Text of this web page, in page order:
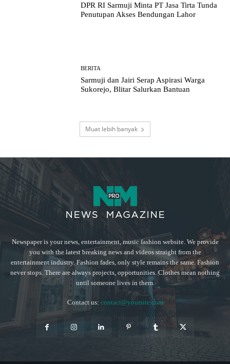
DPR RI Sarmuji Minta PT Jasa Tirta Tunda
Penutupan Akses Bendungan Lahor
BERITA
Sarmuji dan Jairi Serap Aspirasi Warga
Sukorejo, Blitar Salurkan Bantuan
Muat lebih banyak
Newspaper is your news, entertainment, music fashion website. We provide
you with the latest breaking news and videos straight from the
entertainment industry. Fashion fades, only style remains the same. Fashion
never stops. There are always projects, opportunities. Clothes mean nothing
until someone lives in them.
Contact us: contact@yoursite.com